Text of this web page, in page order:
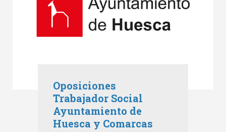
Oposiciones
Trabajador Social
Ayuntamiento de
Huesca y Comarcas